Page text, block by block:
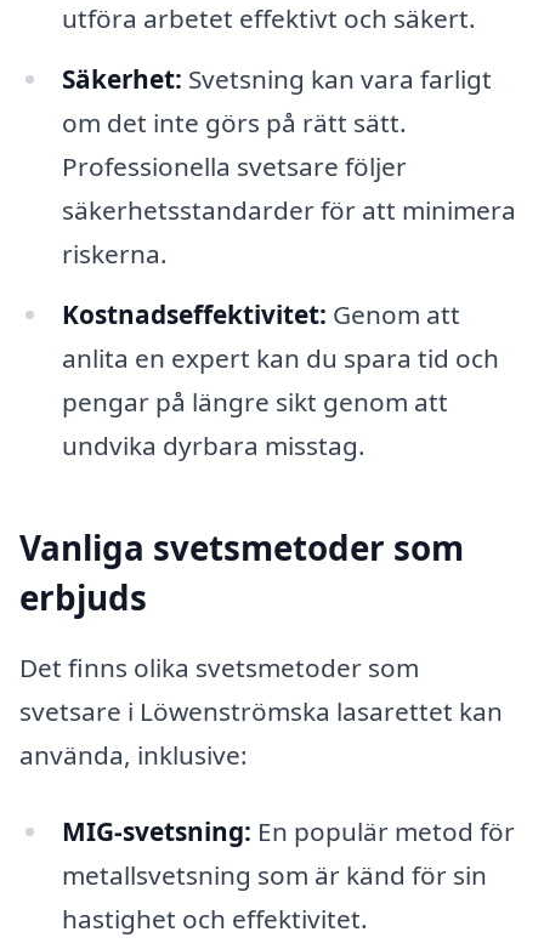
utföra arbetet effektivt och säkert.
Säkerhet: Svetsning kan vara farligt
om det inte görs på rätt sätt.
Professionella svetsare följer
säkerhetsstandarder för att minimera
riskerna.
Kostnadseffektivitet: Genom att
anlita en expert kan du spara tid och
pengar på längre sikt genom att
undvika dyrbara misstag.
Vanliga svetsmetoder som
erbjuds
Det finns olika svetsmetoder som
svetsare i Löwenströmska lasarettet kan
använda, inklusive:
MIG-svetsning: En populär metod för
metallsvetsning som är känd för sin
hastighet och effektivitet.